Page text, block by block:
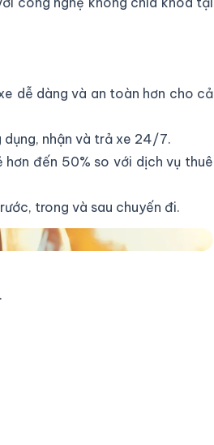
dễ dàng và an toàn hơn cho cả
dụng, nhận và trả xe 24/7.
đến 50% so với dịch vụ thuê
trong và sau chuyến đi.
tại TPHCM